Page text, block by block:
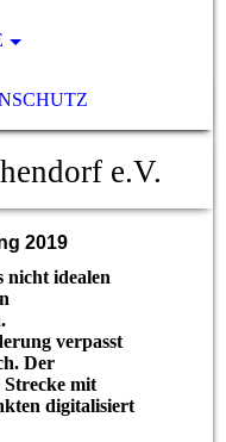
e.V.
2019
nicht idealen
verpasst
Der
mit
digitalisiert